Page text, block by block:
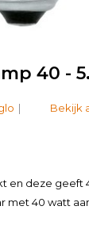
40 -
Bekijk
en deze geeft
met 40 watt